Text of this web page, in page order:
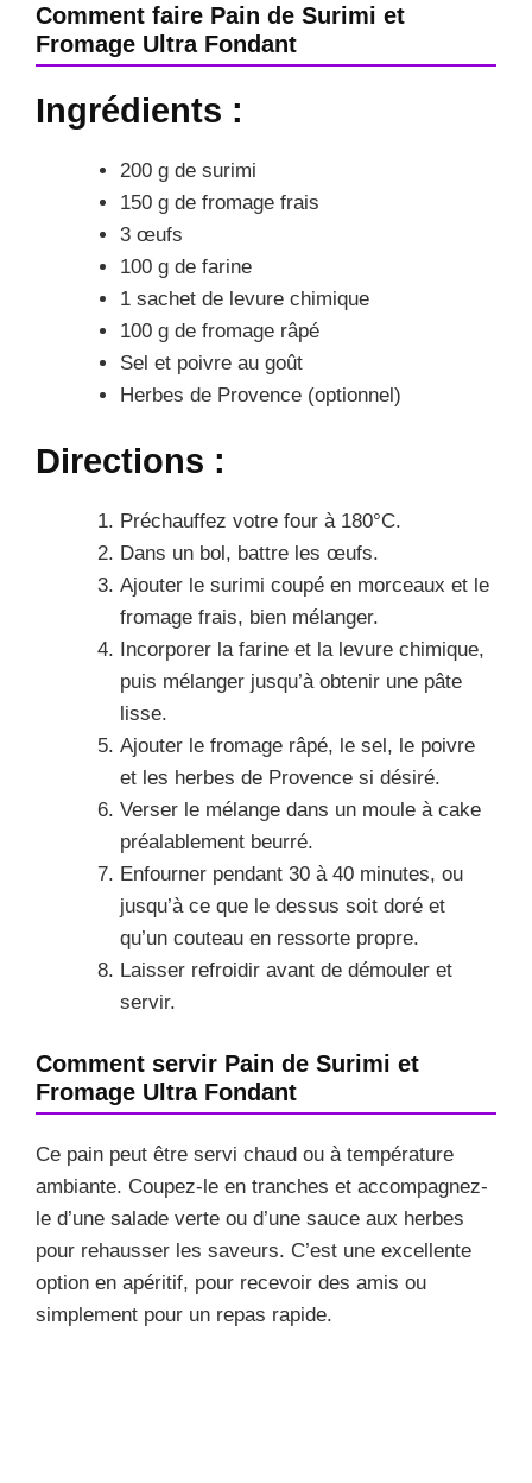
Comment faire Pain de Surimi et
Fromage Ultra Fondant
Ingrédients :
200 g de surimi
150 g de fromage frais
3 œufs
100 g de farine
1 sachet de levure chimique
100 g de fromage râpé
Sel et poivre au goût
Herbes de Provence (optionnel)
Directions :
Préchauffez votre four à 180°C.
Dans un bol, battre les œufs.
Ajouter le surimi coupé en morceaux et le
fromage frais, bien mélanger.
Incorporer la farine et la levure chimique,
puis mélanger jusqu’à obtenir une pâte
lisse.
Ajouter le fromage râpé, le sel, le poivre
et les herbes de Provence si désiré.
Verser le mélange dans un moule à cake
préalablement beurré.
Enfourner pendant 30 à 40 minutes, ou
jusqu’à ce que le dessus soit doré et
qu’un couteau en ressorte propre.
Laisser refroidir avant de démouler et
servir.
Comment servir Pain de Surimi et
Fromage Ultra Fondant
Ce pain peut être servi chaud ou à température
ambiante. Coupez-le en tranches et accompagnez-
le d’une salade verte ou d’une sauce aux herbes
pour rehausser les saveurs. C’est une excellente
option en apéritif, pour recevoir des amis ou
simplement pour un repas rapide.